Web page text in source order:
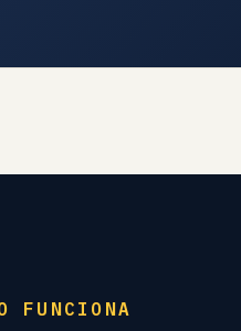
FUNCIONA